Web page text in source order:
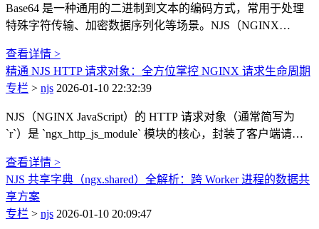
Base64 是一种通用的二进制到文本的编码方式，常用于处理
特殊字符传输、加密数据序列化等场景。NJS（NGINX
依赖第三方模块即可实现高效的 Base64 编解码，是 NGINX
网关层处理数据编码的轻量解决方案。本文将详细讲解这两个
方法的用法、适用场景及注意事项，结合实战示例展示其在
NJS 中的典型应用。
查看详情 >
精通 NJS HTTP 请求对象：全方位掌控 NGINX 请求生命周期
专栏 > njs 2026-01-10 22:32:39
NJS（NGINX JavaScript）的 HTTP 请求对象（通常简写为
`r`）是 `ngx_http_js_module` 模块的核心，封装了客户端请求
构建、子请求、日志输出等核心能力。从请求解析到响应发
送，`r` 对象贯穿整个 NGINX 请求生命周期，是实现网关层逻
辑（如参数校验、请求转发、响应改写）的基础。本文将全面
解析 `r` 对象的核心属性与方法，结合实战场景讲解其使用技
查看详情 >
NJS 共享字典（ngx.shared）全解析：跨 Worker 进程的数据共
享方案
专栏 > njs 2026-01-10 20:09:47